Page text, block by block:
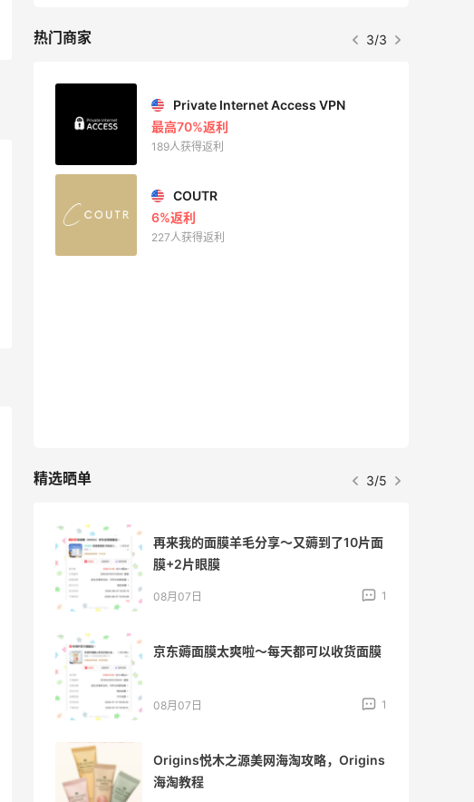
热门商家 3/3
Private Internet Access VPN
最高70%返利
189人获得返利
COUTR
6%返利
227人获得返利
精选晒单 3/5
再来我的面膜羊毛分享～又薅到了10片面
膜+2片眼膜
08月07日 1
京东薅面膜太爽啦～每天都可以收货面膜
08月07日 1
Origins悦木之源美网海淘攻略，Origins
海淘教程